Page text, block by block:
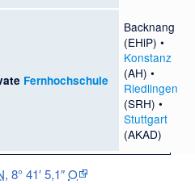
Fernhochschule
Backnang
(EHiP) •
Konstanz
(AH) •
Riedlingen
(SRH) •
Stuttgart
(AKAD)
,8° 41′ 5,1″O